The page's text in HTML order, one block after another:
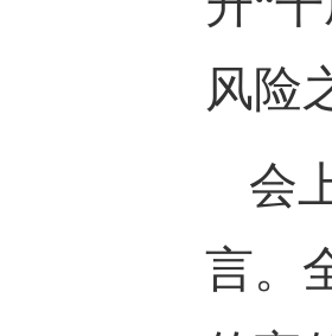
风险
会
言。